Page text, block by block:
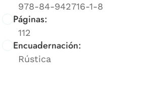
978-84-942716-1-8
Páginas:
112
Encuadernación:
Rústica